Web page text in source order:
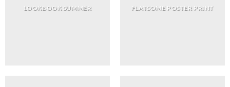
LOOKBOOK SUMMER FLATSOME POSTER PRINT